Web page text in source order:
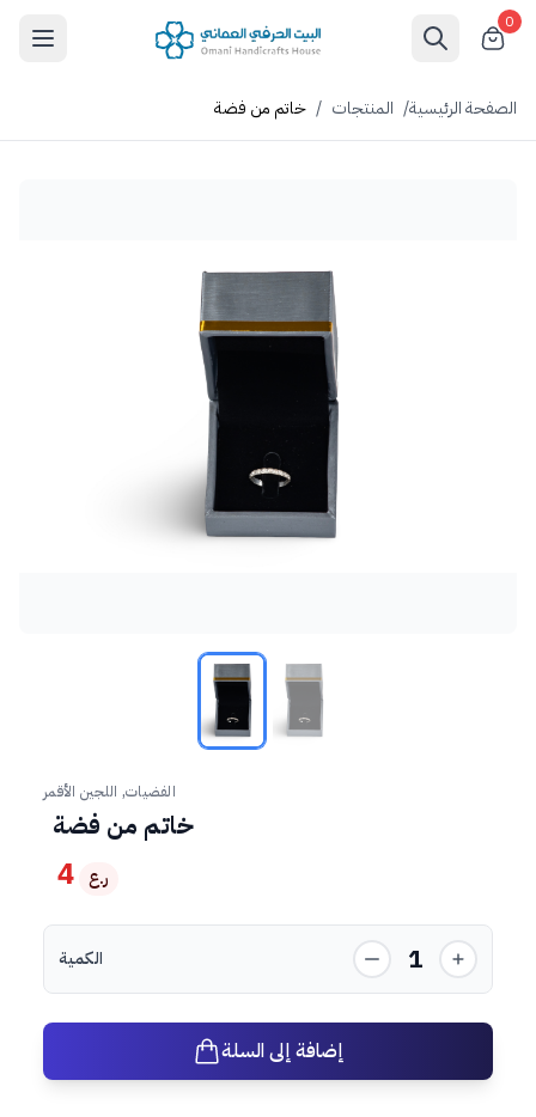
0
الصفحة الرئيسية/ المنتجات / خاتم من فضة
الفضيات, اللجين الأقمر
خاتم من فضة
4 ر.ع
الكمية 1
إضافة إلى السلة